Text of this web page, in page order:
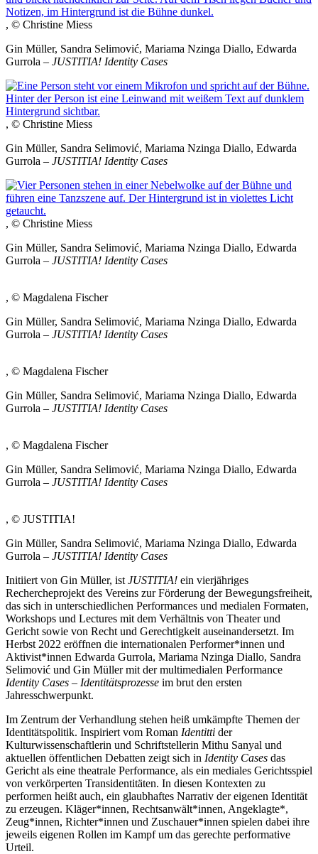
, © Christine Miess
Gin Müller, Sandra Selimović, Mariama Nzinga Diallo, Edwarda
Gurrola – JUSTITIA! Identity Cases
, © Christine Miess
Gin Müller, Sandra Selimović, Mariama Nzinga Diallo, Edwarda
Gurrola – JUSTITIA! Identity Cases
, © Christine Miess
Gin Müller, Sandra Selimović, Mariama Nzinga Diallo, Edwarda
Gurrola – JUSTITIA! Identity Cases
, © Magdalena Fischer
Gin Müller, Sandra Selimović, Mariama Nzinga Diallo, Edwarda
Gurrola – JUSTITIA! Identity Cases
, © Magdalena Fischer
Gin Müller, Sandra Selimović, Mariama Nzinga Diallo, Edwarda
Gurrola – JUSTITIA! Identity Cases
, © Magdalena Fischer
Gin Müller, Sandra Selimović, Mariama Nzinga Diallo, Edwarda
Gurrola – JUSTITIA! Identity Cases
, © JUSTITIA!
Gin Müller, Sandra Selimović, Mariama Nzinga Diallo, Edwarda
Gurrola – JUSTITIA! Identity Cases
Initiiert von Gin Müller, ist JUSTITIA! ein vierjähriges
Rechercheprojekt des Vereins zur Förderung der Bewegungsfreiheit,
das sich in unterschiedlichen Performances und medialen Formaten,
Workshops und Lectures mit dem Verhältnis von Theater und
Gericht sowie von Recht und Gerechtigkeit auseinandersetzt. Im
Herbst 2022 eröffnen die internationalen Performer*innen und
Aktivist*innen Edwarda Gurrola, Mariama Nzinga Diallo, Sandra
Selimović und Gin Müller mit der multimedialen Performance
Identity Cases – Identitätsprozesse im brut den ersten
Jahresschwerpunkt.
Im Zentrum der Verhandlung stehen heiß umkämpfte Themen der
Identitätspolitik. Inspiriert vom Roman Identitti der
Kulturwissenschaftlerin und Schriftstellerin Mithu Sanyal und
aktuellen öffentlichen Debatten zeigt sich in Identity Cases das
Gericht als eine theatrale Performance, als ein mediales Gerichtsspiel
von verkörperten Transidentitäten. In diesen Kontexten zu
performen heißt auch, ein glaubhaftes Narrativ der eigenen Identität
zu erzeugen. Kläger*innen, Rechtsanwält*innen, Angeklagte*,
Zeug*innen, Richter*innen und Zuschauer*innen spielen dabei ihre
jeweils eigenen Rollen im Kampf um das gerechte performative
Urteil.